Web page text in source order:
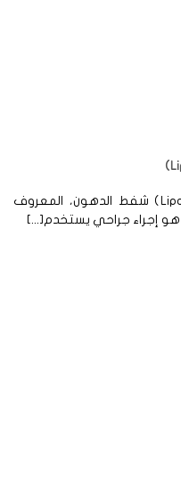
شفط الدهون الليبوسكشن (Liposuction) شفط الدهون، المعروف